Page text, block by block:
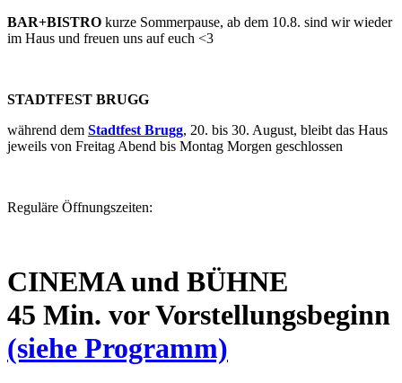
BAR+BISTRO kurze Sommerpause, ab dem 10.8. sind wir wieder
im Haus und freuen uns auf euch <3
STADTFEST BRUGG
während dem Stadtfest Brugg, 20. bis 30. August, bleibt das Haus
jeweils von Freitag Abend bis Montag Morgen geschlossen
Reguläre Öffnungszeiten:
CINEMA und BÜHNE
45 Min. vor Vorstellungsbeginn
(siehe Programm)